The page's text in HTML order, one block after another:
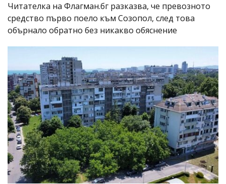
Читателка на Флагман.бг разказва, че превозното
средство първо поело към Созопол, след това
обърнало обратно без никакво обяснение